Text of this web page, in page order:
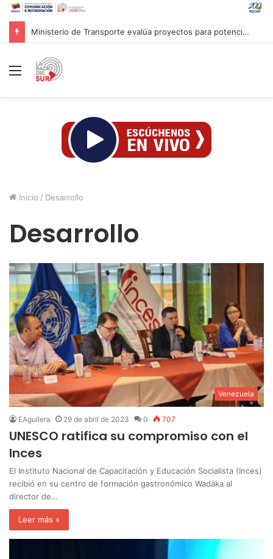
Italia y Dinamarca acuerdan endurecer la política migratoria y externalizar las devoluciones
Menú
Inicio / Desarrollo
Desarrollo
Venezuela
EAguilera 29 de abril de 2023 0 707
UNESCO ratifica su compromiso con el
Inces
El Instituto Nacional de Capacitación y Educación Socialista (Inces)
recibió en su centro de formación gastronómico Wadäka al
director de…
Leer más »